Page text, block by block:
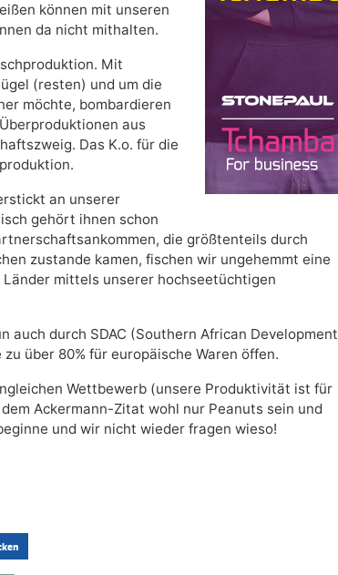
können mit unseren
da nicht mithalten.
Mit
(resten) und um die
möchte, bombardieren
aus
Das K.o. für die
an unserer
gehört ihnen schon
die größtenteils durch
zustande kamen, fischen wir ungehemmt eine
mittels unserer hochseetüchtigen
auch durch SDAC (Southern African Development
über 80% für europäische Waren öffen.
Wettbewerb (unsere Produktivität ist für
Ackermann-Zitat wohl nur Peanuts sein und
und wir nicht wieder fragen wieso!